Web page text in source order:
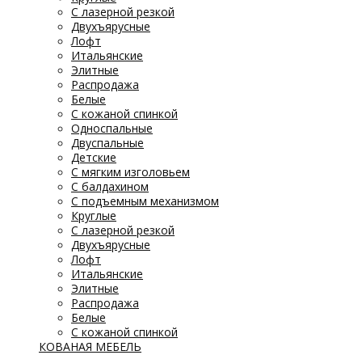
С лазерной резкой
Двухъярусные
Лофт
Итальянские
Элитные
Распродажа
Белые
С кожаной спинкой
Односпальные
Двуспальные
Детские
С мягким изголовьем
С балдахином
С подъемным механизмом
Круглые
С лазерной резкой
Двухъярусные
Лофт
Итальянские
Элитные
Распродажа
Белые
С кожаной спинкой
КОВАНАЯ МЕБЕЛЬ